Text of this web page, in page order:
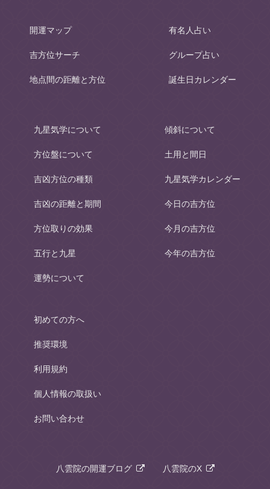
開運マップ
吉方位サーチ
地点間の距離と方位
有名人占い
グループ占い
誕生日カレンダー
九星気学について
方位盤について
吉凶方位の種類
吉凶の距離と期間
方位取りの効果
五行と九星
運勢について
傾斜について
土用と間日
九星気学カレンダー
今日の吉方位
今月の吉方位
今年の吉方位
初めての方へ
推奨環境
利用規約
個人情報の取扱い
お問い合わせ
八雲院の開運ブログ 八雲院のX